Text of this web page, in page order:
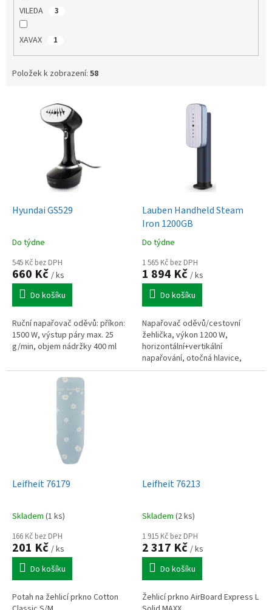
VILEDA 3
XAVAX 1
Položek k zobrazení: 58
Hyundai GS529
Do týdne
545 Kč bez DPH
660 Kč / ks
Do košíku
Ruční napařovač oděvů: příkon:
1500 W, výstup páry max. 25
g/min, objem nádržky 400 ml
Lauben Handheld Steam
Iron 1200GB
Do týdne
1 565 Kč bez DPH
1 894 Kč / ks
Do košíku
Napařovač oděvů/cestovní
žehlička, výkon 1200 W,
horizontální+vertikální
napařování, otočná hlavice,
nahřátí za 18 s, parní výkon 12
Leifheit 76179
Skladem (1 ks)
166 Kč bez DPH
201 Kč / ks
Do košíku
Potah na žehlicí prkno Cotton
Leifheit 76213
Skladem (2 ks)
1 915 Kč bez DPH
2 317 Kč / ks
Do košíku
Žehlicí prkno AirBoard Express L